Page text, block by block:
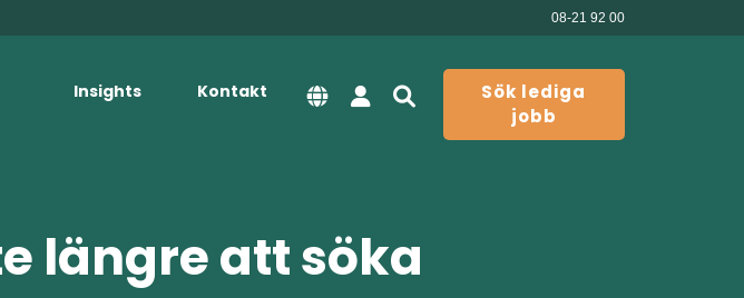
08-21 92 00
Insights Kontakt
Sök lediga
jobb
längre att söka